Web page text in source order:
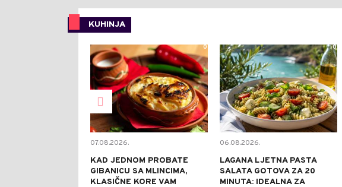
KUHINJA
0
07.08.2026.
KAD JEDNOM PROBATE
GIBANICU SA MLINCIMA,
KLASIČNE KORE VAM
0
06.08.2026.
LAGANA LJETNA PASTA
SALATA GOTOVA ZA 20
MINUTA: IDEALNA ZA